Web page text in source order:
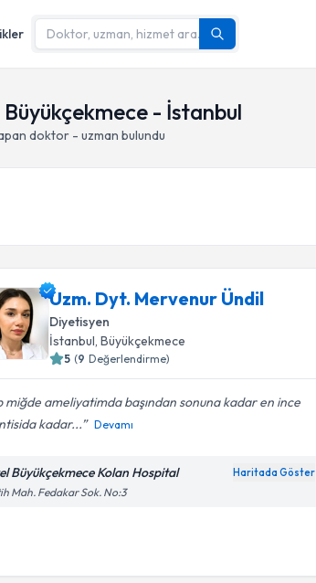
- İstanbul
doktor - uzman bulundu
Uzm. Dyt. Mervenur Ündil
Diyetisyen
İstanbul, Büyükçekmece
5 (9 Değerlendirme)
miğde ameliyatimda başından sonuna kadar en ince
kadar...
Devamı
Büyükçekmece Kolan Hospital Haritada Göster
Mah. Fedakar Sok. No:3